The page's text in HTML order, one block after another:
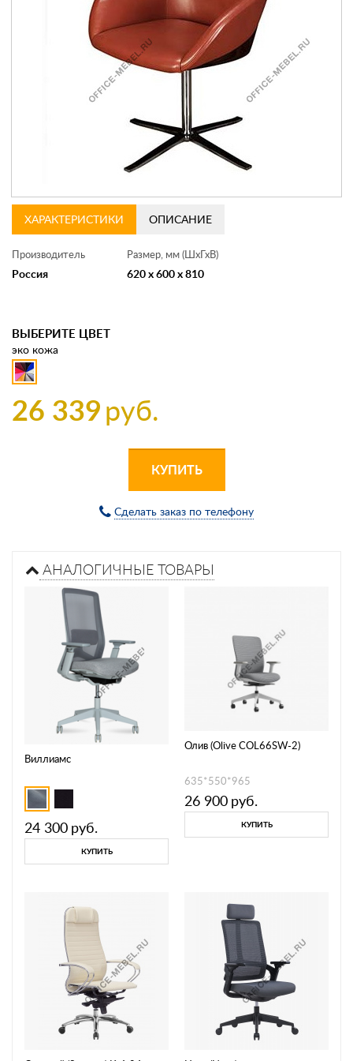
Заказать обратный звонок
ХАРАКТЕРИСТИКИ ОПИСАНИЕ
Производитель
Россия
Размер, мм (ШхГхВ)
620 x 600 x 810
ВЫБЕРИТЕ ЦВЕТ
эко кожа
26 339руб.
КУПИТЬ
Сделать заказ по телефону
АНАЛОГИЧНЫЕ ТОВАРЫ
Виллиамс
24 300 руб.
КУПИТЬ
Олив (Olive COL66SW-2)
635*550*965
26 900 руб.
КУПИТЬ